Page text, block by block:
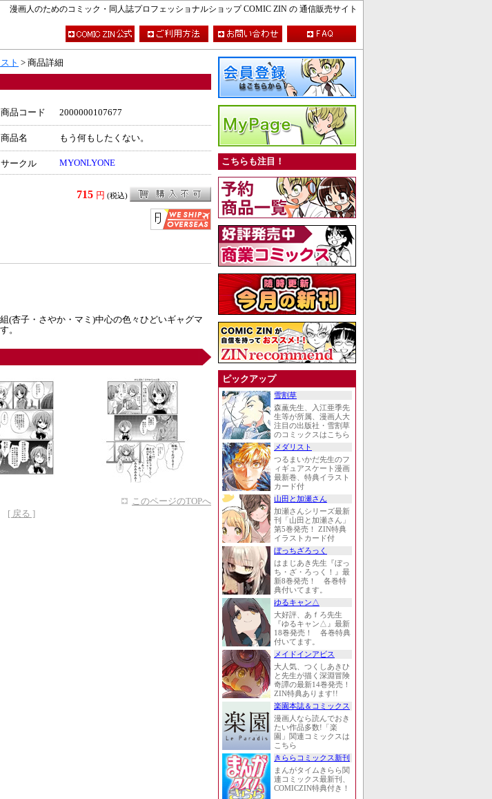
漫画人のためのコミック・同人誌プロフェッショナルショップ COMIC ZIN の 通信販売サイト
ト > 商品詳細
商品コード 2000000107677
商品名 もう何もしたくない。
サークル MYONLYONE
715 円 (税込)
(杏子・さやか・マミ)中心の色々ひどいギャグマ
。
このページのTOPへ
[ 戻る ]
こちらも注目！
ピックアップ
雪割草
森薫先生、入江亜季先
生等が所属、漫画人大
注目の出版社・雪割草
のコミックスはこちら
メダリスト
つるまいかだ先生のフ
ィギュアスケート漫画
最新巻、特典イラスト
カード付
山田と加瀬さん
加瀬さんシリーズ最新
刊「山田と加瀬さん」
第5巻発売！ ZIN特典
イラストカード付
ぼっちざろっく
はまじあき先生『ぼっ
ち・ざ・ろっく！』最
新8巻発売！ 各巻特
典付いてます。
ゆるキャン△
大好評、あｆろ先生
『ゆるキャン△』最新
18巻発売！ 各巻特典
付いてます。
メイドインアビス
大人気、つくしあきひ
と先生が描く深淵冒険
奇譚の最新14巻発売！
ZIN特典あります!!
楽園本誌＆コミックス
漫画人なら読んでおき
たい作品多数!「楽
園」関連コミックスは
こちら
きららコミックス新刊
まんがタイムきらら関
連コミックス最新刊、
COMICZIN特典付き！